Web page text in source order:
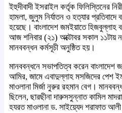
ইহুদীবাদী ইসরাইল কর্তৃক ফিলিস্তিনের
হামলা, জুলুম নির্যাতন ও হত্যার প্রতিবাদে
হয়েছে। বাংলাদেশ জমইয়াতে হিজবুল্লাহ
আজ শনিবার (২১) অক্টোবর সকাল ১১টায়
মানববন্ধন কর্মসূচী অনুষ্ঠিত হয়।
মানববন্ধনে সভাপতিত্ব করেন বাংলাদেশ
আমির, জামে এবাদুল্লাহ মসজিদের পেশ
মাওলানা মির্জা নুরুর রহমান বেগ।
ছিলেন, ছারছীনা দারুসসুন্নাত কামিল
হযরত মাওলানা ড. সাইয়্যেদ শরাফাত